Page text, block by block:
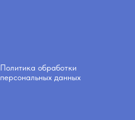
Политика обработки
персональных данных